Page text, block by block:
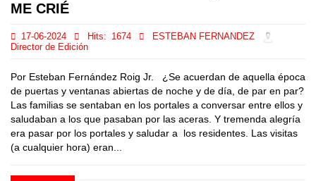
ME CRIÉ
17-06-2024 Hits: 1674
ESTEBAN FERNANDEZ
Director de Edición
Por Esteban Fernández Roig Jr. ¿Se acuerdan de aquella época
de puertas y ventanas abiertas de noche y de día, de par en par?
Las familias se sentaban en los portales a conversar entre ellos y
saludaban a los que pasaban por las aceras. Y tremenda alegría
era pasar por los portales y saludar a los residentes. Las visitas
(a cualquier hora) eran...